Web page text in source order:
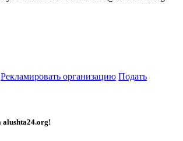
Рекламировать организацию Подать
alushta24.org!